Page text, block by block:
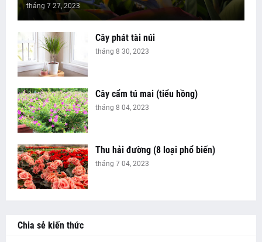
tháng 7 27, 2023
Cây phát tài núi
tháng 8 30, 2023
Cây cẩm tú mai (tiểu hồng)
tháng 8 04, 2023
Thu hải đường (8 loại phổ biến)
tháng 7 04, 2023
Chia sẻ kiến thức